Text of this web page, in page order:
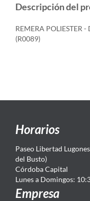
Descripción del
REMERA POLIESTER
(R0089)
Horarios
Paseo Libertad
del Busto)
Córdoba Capital
Lunes a Domingos:
Empresa